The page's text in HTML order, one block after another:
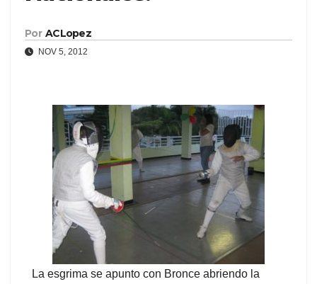
Por ACLopez
NOV 5, 2012
La esgrima se apunto con Bronce abriendo la